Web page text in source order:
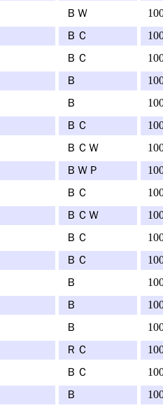
ＢＷ
ＢＣ
ＢＣ
Ｂ
Ｂ
ＢＣ
ＢＣＷ
ＢＷＰ
ＢＣ
ＢＣＷ
ＢＣ
ＢＣ
Ｂ
Ｂ
Ｂ
ＲＣ
ＢＣ
Ｂ